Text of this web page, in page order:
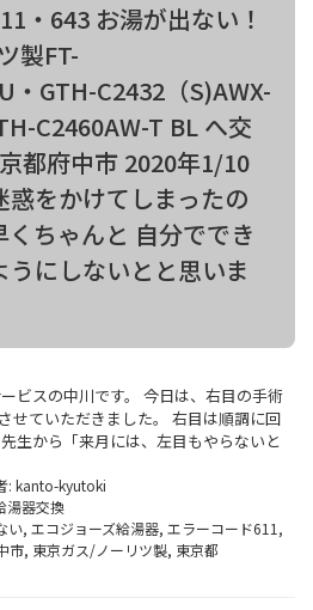
・643 お湯が出ない！
製FT-
・GTH-C2432（S)AWX-
C2460AW-T BL へ交
都府中市 2020年1/10
をかけてしまったの
ちゃんと 自分ででき
うにしないとと思いま
ビスの中川です。 今日は、右目の手術
せていただきました。 右目は順調に回
生から「来月には、左目もやらないと
: kanto-kyutoki
湯器交換
い, エコジョーズ給湯器, エラーコード611 ,
市, 東京ガス/ノーリツ製, 東京都